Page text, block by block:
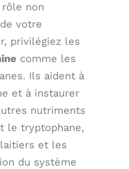
non
votre
privilégiez les
comme les
Ils aident à
et à instaurer
nutriments
le tryptophane,
et les
du système